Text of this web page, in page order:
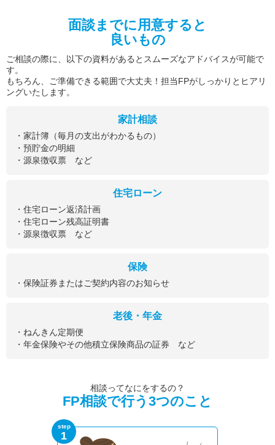
面談までに用意すると
良いもの
ご相談の際に、以下の資料があるとスムーズなアドバイスが可能で
す。
もちろん、ご準備できる範囲で大丈夫！担当FPがしっかりとヒアリ
ングいたします。
家計相談
・家計簿（毎月の支出がわかるもの）
・預貯金の明細
・源泉徴収票 など
住宅ローン
・住宅ローン返済計画
・住宅ローン残高証明書
・源泉徴収票 など
保険
・保険証券またはご契約内容のお知らせ
老後・年金
・ねんきん定期便
・年金保険やその他積立保険商品の証券 など
相談ってなにをするの？
FP相談で行う3つのこと
step
1